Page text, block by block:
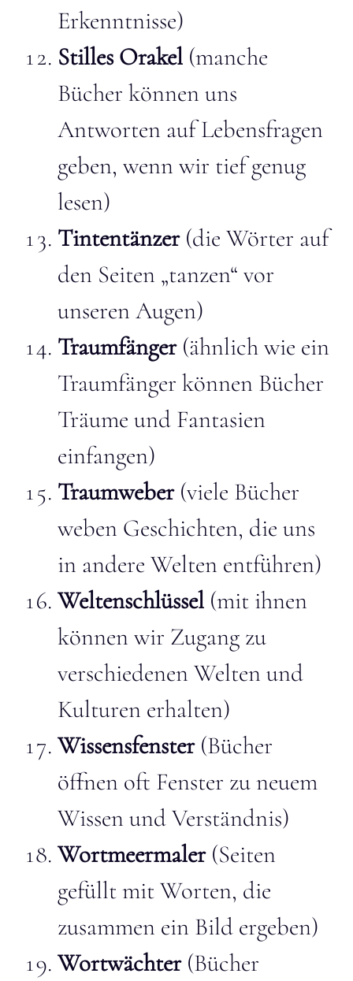
Erkenntnisse)
Stilles Orakel (manche
Bücher können uns
Antworten auf Lebensfragen
geben, wenn wir tief genug
lesen)
Tintentänzer(die Wörter auf
den Seiten „tanzen“ vor
unseren Augen)
Traumfänger(ähnlich wie ein
Traumfänger können Bücher
Träume und Fantasien
einfangen)
Traumweber(viele Bücher
weben Geschichten, die uns
in andere Welten entführen)
Weltenschlüssel (mit ihnen
können wir Zugang zu
verschiedenen Welten und
Kulturen erhalten)
Wissensfenster(Bücher
öffnen oft Fenster zu neuem
Wissen und Verständnis)
Wortmeermaler(Seiten
gefüllt mit Worten, die
zusammen ein Bild ergeben)
Wortwächter(Bücher